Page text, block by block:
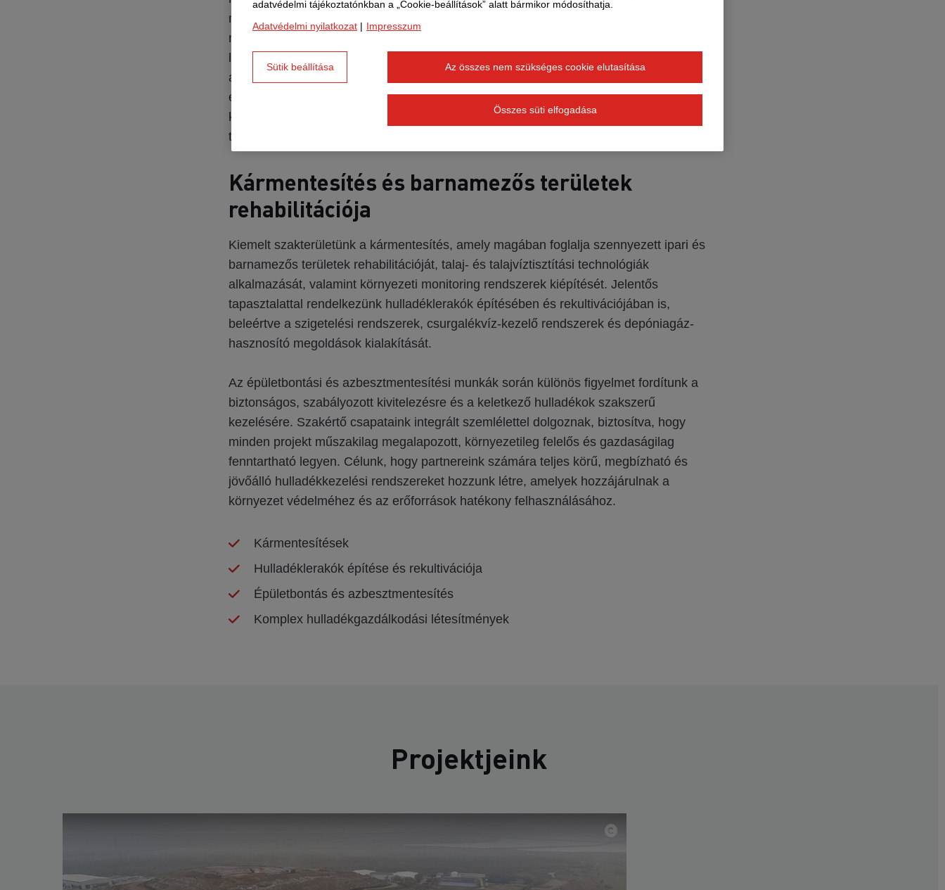
mechanikai-biológiai hulladékkezelő (MBH) üzemek, valamint RDF-üzemek, ahol
másodlagos tüzelőanyag előállítása történik. Kivitelezünk szelektív hulladékkezelő
amelyek a modern körforgásos gazdaság alapvető elemei. Célunk, hogy az
előkezelés, szétválasztás és biológiai hasznosítás révén minimalizáljuk a lerakásra
kerülő hulladék mennyiségét, és elősegítsük az anyagában vagy energetikailag
történő hasznosítást.
Kármentesítés és barnamezős területek
rehabilitációja
Kiemelt szakterületünk a kármentesítés, amely magában foglalja szennyezett ipari és
barnamezős területek rehabilitációját, talaj- és talajvíztisztítási technológiák
alkalmazását, valamint környezeti monitoring rendszerek kiépítését. Jelentős
tapasztalattal rendelkezünk hulladéklerakók építésében és rekultivációjában is,
beleértve a szigetelési rendszerek, csurgalékvíz-kezelő rendszerek és depóniagáz-
hasznosító megoldások kialakítását.
Az épületbontási és azbesztmentesítési munkák során különös figyelmet fordítunk a
biztonságos, szabályozott kivitelezésre és a keletkező hulladékok szakszerű
kezelésére. Szakértő csapataink integrált szemlélettel dolgoznak, biztosítva, hogy
minden projekt műszakilag megalapozott, környezetileg felelős és gazdaságilag
fenntartható legyen. Célunk, hogy partnereink számára teljes körű, megbízható és
jövőálló hulladékkezelési rendszereket hozzunk létre, amelyek hozzájárulnak a
környezet védelméhez és az erőforrások hatékony felhasználásához.
Kármentesítések​
Hulladéklerakók építése és rekultivációja​
Épületbontás és azbesztmentesítés
Komplex hulladékgazdálkodási létesítmények
Projektjeink
adatvédelmi tájékoztatónkban a „Cookie-beállítások” alatt bármikor módosíthatja.
Adatvédelmi nyilatkozat | Impresszum
Sütik beállítása Az összes nem szükséges cookie elutasítása
Összes süti elfogadása